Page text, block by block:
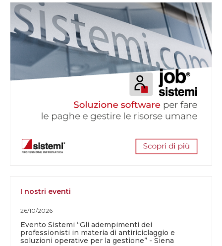
I nostri eventi
26/10/2026
Evento Sistemi “Gli adempimenti dei
professionisti in materia di antiriciclaggio e
soluzioni operative per la gestione” - Siena